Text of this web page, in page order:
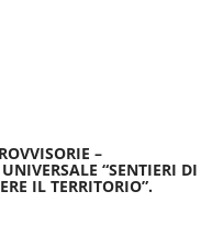
–
“SENTIERI DI
IL TERRITORIO”.